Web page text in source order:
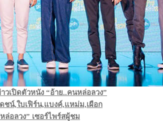
วเปิดตัวหนัง “อ้าย..คนหล่อลวง”
ชน์,ใบเฟิร์น,แบงค์,แหม่ม,เผือก
ล่อลวง” เซอร์ไพร์สผู้ชม